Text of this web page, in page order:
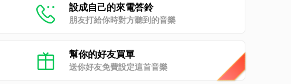
設成自己的來電答鈴
朋友打給你時對方聽到的音樂
幫你的好友買單
送你好友免費設定這首音樂